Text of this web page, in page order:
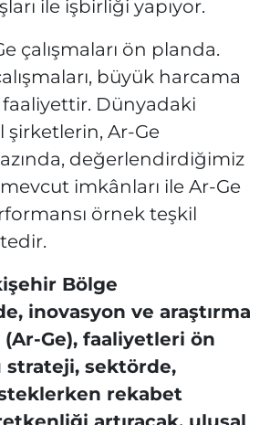
ile işbirliği yapıyor.
çalışmaları ön planda.
büyük harcama
Dünyadaki
Ar-Ge
değerlendirdiğimiz
imkânları ile Ar-Ge
örnek teşkil
Bölge
inovasyon ve araştırma
Ge), faaliyetleri ön
strateji, sektörde,
rekabet